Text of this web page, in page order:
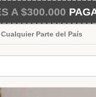
A $300.000
Cualquier Parte del País